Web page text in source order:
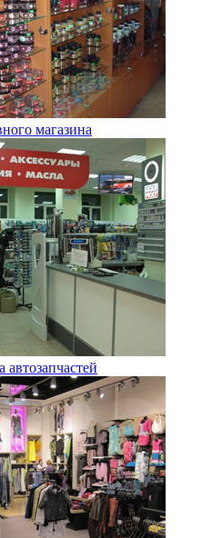
магазина
автозапчастей